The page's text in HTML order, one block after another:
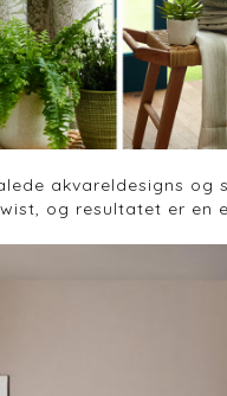
akvareldesigns og
og resultatet er en